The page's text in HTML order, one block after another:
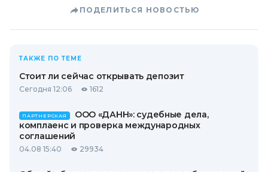
ПОДЕЛИТЬСЯ НОВОСТЬЮ
ТАКЖЕ ПО ТЕМЕ
Стоит ли сейчас открывать депозит
Сегодня 12:06 1612
ПАРТНЕРСКАЯ
ООО «ДАНН»: судебные дела,
комплаенс и проверка международных
соглашений
04.08 15:40 29934